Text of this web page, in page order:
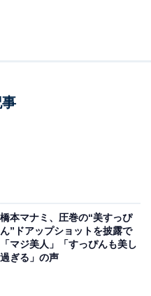
橋本マナミ、圧巻の“美すっぴ
ん”ドアップショットを披露で
「マジ美人」「すっぴんも美し
過ぎる」の声